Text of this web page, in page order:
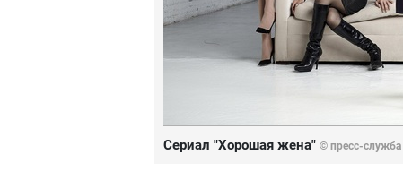
Сериал "Хорошая жена" © пресс-служба